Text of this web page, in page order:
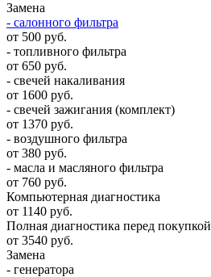
Замена
- салонного фильтра
от 500 руб.
- топливного фильтра
от 650 руб.
- свечей накаливания
от 1600 руб.
- свечей зажигания (комплект)
от 1370 руб.
- воздушного фильтра
от 380 руб.
- масла и масляного фильтра
от 760 руб.
Компьютерная диагностика
от 1140 руб.
Полная диагностика перед покупкой
от 3540 руб.
Замена
- генератора